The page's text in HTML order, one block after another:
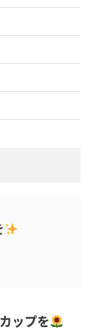
ップを